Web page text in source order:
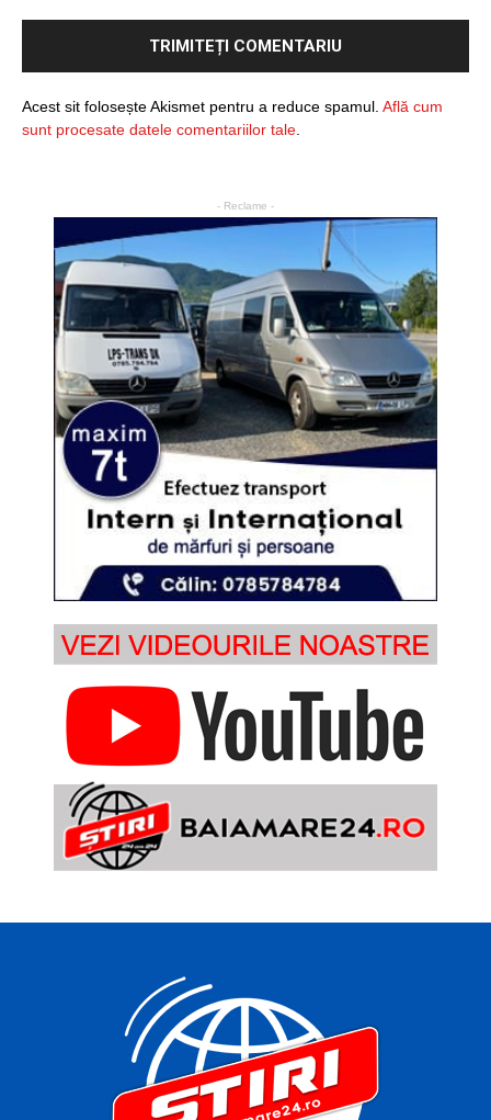
Acest sit folosește Akismet pentru a reduce spamul. Află cum
sunt procesate datele comentariilor tale.
- Reclame -